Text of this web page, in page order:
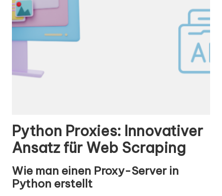
Python Proxies: Innovativer
Ansatz für Web Scraping
Wie man einen Proxy-Server in
Python erstellt